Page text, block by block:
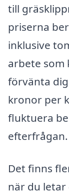
till
priserna
inklusive
arbete som
förvänta
kronor per
fluktuera
efterfrågan.
Det finns
när du